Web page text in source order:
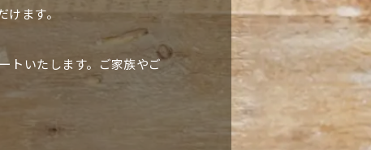
ます。
トいたします。ご家族やご